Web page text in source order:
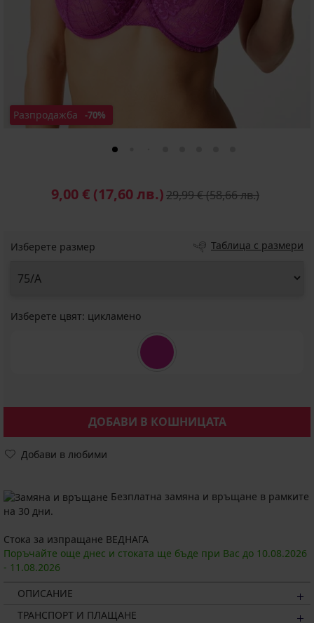
Разпродажба -70%
9,00 € (17,60 лв.)29,99 €(58,66 лв.)
Изберете размер Таблица с размери
Изберете цвят: цикламено
ДОБАВИ В КОШНИЦАТА
Добави в любими
Безплатна замяна и връщане в рамките
на 30 дни.
Стока за изпращане ВЕДНАГА
Поръчайте още днес и стоката ще бъде при Вас до 10.08.2026
- 11.08.2026
ОПИСАНИЕ
ТРАНСПОРТ И ПЛАЩАНЕ